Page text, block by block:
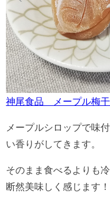
神尾食品 メープル梅干
メープルシロップで味
い香りがしてきます。
そのまま食べるよりも
断然美味しく感じます！